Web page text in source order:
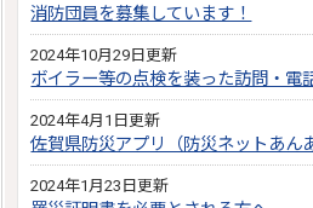
消防団員を募集しています！
2024年10月29日更新
ボイラー等の点検を装った訪問・電
2024年4月1日更新
佐賀県防災アプリ（防災ネットあん
2024年1月23日更新